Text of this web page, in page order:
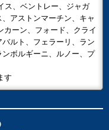
ス、ベントレー、ジャガ
アストンマーチン、キャ
カーン、フォード、クライ
ルト、フェラーリ、ラン
ボルギーニ、ルノー、プ
す